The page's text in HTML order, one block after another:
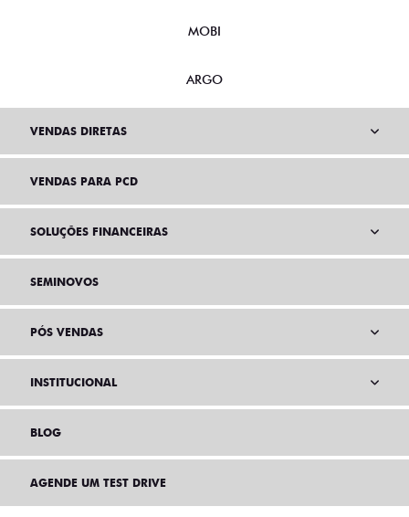
MOBI
ARGO
VENDAS DIRETAS
VENDAS PARA PCD
SOLUÇÕES FINANCEIRAS
SEMINOVOS
PÓS VENDAS
INSTITUCIONAL
BLOG
AGENDE UM TEST DRIVE